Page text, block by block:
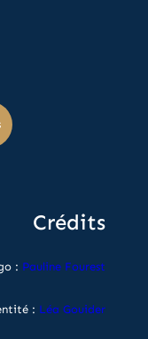
Crédits
: Pauline Fourest
: Léa Gouider